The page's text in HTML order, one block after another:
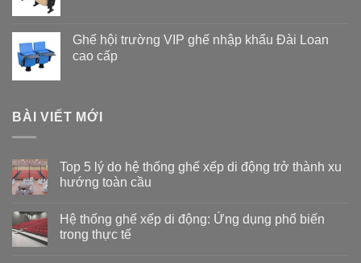
Ghế hội trường VIP ghế nhập khẩu Đài Loan
cao cấp
BÀI VIẾT MỚI
Top 5 lý do hệ thống ghế xếp di động trở thành xu
hướng toàn cầu
bình
luận
ở
Hệ thống ghế xếp di động: Ứng dụng phổ biến
trong thực tế